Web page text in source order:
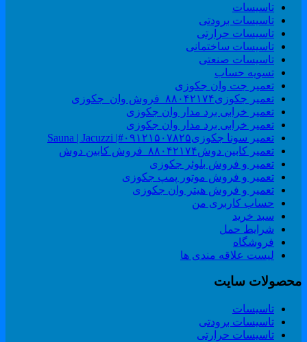
تاسیسات
تاسیسات برودتی
تاسیسات حرارتی
تاسیسات ساختمانی
تاسیسات صنعتی
تسویه حساب
تعمیر جت وان جکوزی
تعمیر جکوزی۸۸۰۴۲۱۷۴_فروش وان_جکوزی
تعمیر خرابی برد مدار وان جکوزی
تعمیر خرابی برد مدار وان جکوزی
تعمیر سونا جکوزی۰۹۱۲۱۵۰۷۸۲۵#| Sauna | Jacuzzi
تعمیر کابین دوش۸۸۰۴۲۱۷۴_فروش کابین دوش
تعمیر و فروش بلوئر جکوزی
تعمیر و فروش موتور پمپ جکوزی
تعمیر و فروش هیتر وان جکوزی
حساب کاربری من
سبد خرید
شرایط حمل
فروشگاه
لیست علاقه مندی ها
سایت
تاسیسات
تاسیسات برودتی
تاسیسات حرارتی